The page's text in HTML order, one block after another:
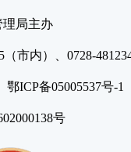
理局主办
市内）、0728-
鄂ICP备05005537号
号